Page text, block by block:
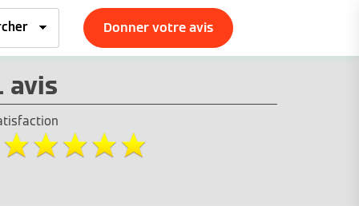
Donner votre avis
avis